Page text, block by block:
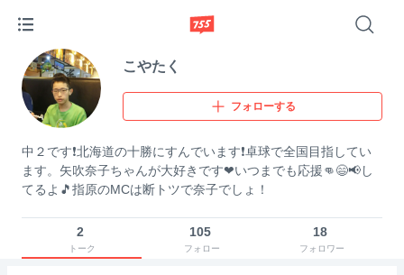
こやたく
フォローする
中２です❗北海道の十勝にすんでいます❗卓球で全国目指してい
ます。矢吹奈子ちゃんが大好きです❤いつまでも応援👊😄📢し
てるよ🎵指原のMCは断トツで奈子でしょ！
2
トーク
105
フォロー
18
フォロワー